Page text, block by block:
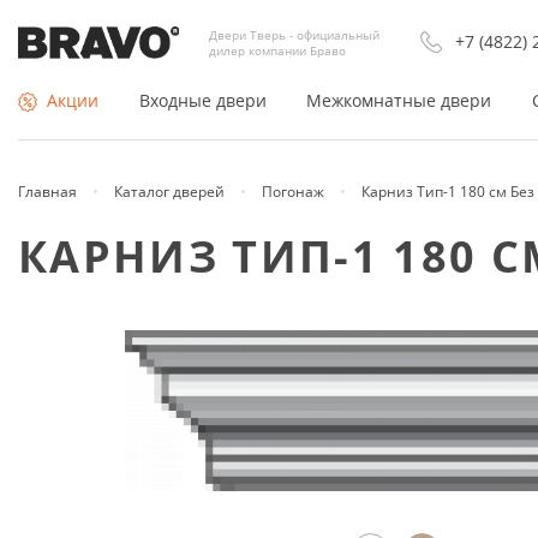
Двери Тверь - официальный
дилер компании Браво
+7 (4822)
Акции Входные двери
Входные двери Россия
Недорогие входные двери
Противопожарные двери
Тамбурные двери
Утеплённые двери
Межкомнатные двери
Двери Экошпон
Из массива
Эмаль (окрашенные)
Раздвижные двери купе
Главная Каталог дверей Погонаж Карниз Тип-1 180 см Без
КАРНИЗ ТИП-1 180